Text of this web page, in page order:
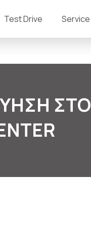
Test Drive Service
ΣΤΟ